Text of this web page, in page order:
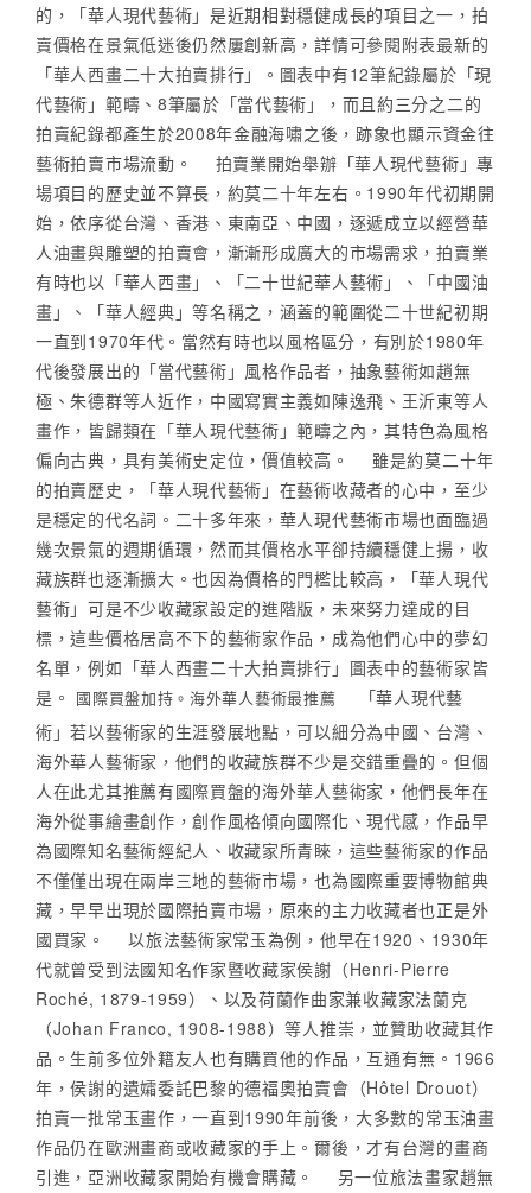
的，「華人現代藝術」是近期相對穩健成長的項目之一，拍
賣價格在景氣低迷後仍然屢創新高，詳情可參閱附表最新的
「華人西畫二十大拍賣排行」。圖表中有12筆紀錄屬於「現
代藝術」範疇、8筆屬於「當代藝術」，而且約三分之二的
拍賣紀錄都產生於2008年金融海嘯之後，跡象也顯示資金往
藝術拍賣市場流動。 拍賣業開始舉辦「華人現代藝術」專
場項目的歷史並不算長，約莫二十年左右。1990年代初期開
始，依序從台灣、香港、東南亞、中國，逐遞成立以經營華
人油畫與雕塑的拍賣會，漸漸形成廣大的市場需求，拍賣業
有時也以「華人西畫」、「二十世紀華人藝術」、「中國油
畫」、「華人經典」等名稱之，涵蓋的範圍從二十世紀初期
一直到1970年代。當然有時也以風格區分，有別於1980年
代後發展出的「當代藝術」風格作品者，抽象藝術如趙無
極、朱德群等人近作，中國寫實主義如陳逸飛、王沂東等人
畫作，皆歸類在「華人現代藝術」範疇之內，其特色為風格
偏向古典，具有美術史定位，價值較高。 雖是約莫二十年
的拍賣歷史，「華人現代藝術」在藝術收藏者的心中，至少
是穩定的代名詞。二十多年來，華人現代藝術市場也面臨過
幾次景氣的週期循環，然而其價格水平卻持續穩健上揚，收
藏族群也逐漸擴大。也因為價格的門檻比較高，「華人現代
藝術」可是不少收藏家設定的進階版，未來努力達成的目
標，這些價格居高不下的藝術家作品，成為他們心中的夢幻
名單，例如「華人西畫二十大拍賣排行」圖表中的藝術家皆
是。 國際買盤加持。海外華人藝術最推薦 「華人現代藝
術」若以藝術家的生涯發展地點，可以細分為中國、台灣、
海外華人藝術家，他們的收藏族群不少是交錯重疊的。但個
人在此尤其推薦有國際買盤的海外華人藝術家，他們長年在
海外從事繪畫創作，創作風格傾向國際化、現代感，作品早
為國際知名藝術經紀人、收藏家所青睞，這些藝術家的作品
不僅僅出現在兩岸三地的藝術市場，也為國際重要博物館典
藏，早早出現於國際拍賣市場，原來的主力收藏者也正是外
國買家。 以旅法藝術家常玉為例，他早在1920、1930年
代就曾受到法國知名作家暨收藏家侯謝（Henri-Pierre
Roché, 1879-1959）、以及荷蘭作曲家兼收藏家法蘭克
（Johan Franco, 1908-1988）等人推崇，並贊助收藏其作
品。生前多位外籍友人也有購買他的作品，互通有無。1966
年，侯謝的遺孀委託巴黎的德福奧拍賣會（Hôtel Drouot）
拍賣一批常玉畫作，一直到1990年前後，大多數的常玉油畫
作品仍在歐洲畫商或收藏家的手上。爾後，才有台灣的畫商
引進，亞洲收藏家開始有機會購藏。 另一位旅法畫家趙無